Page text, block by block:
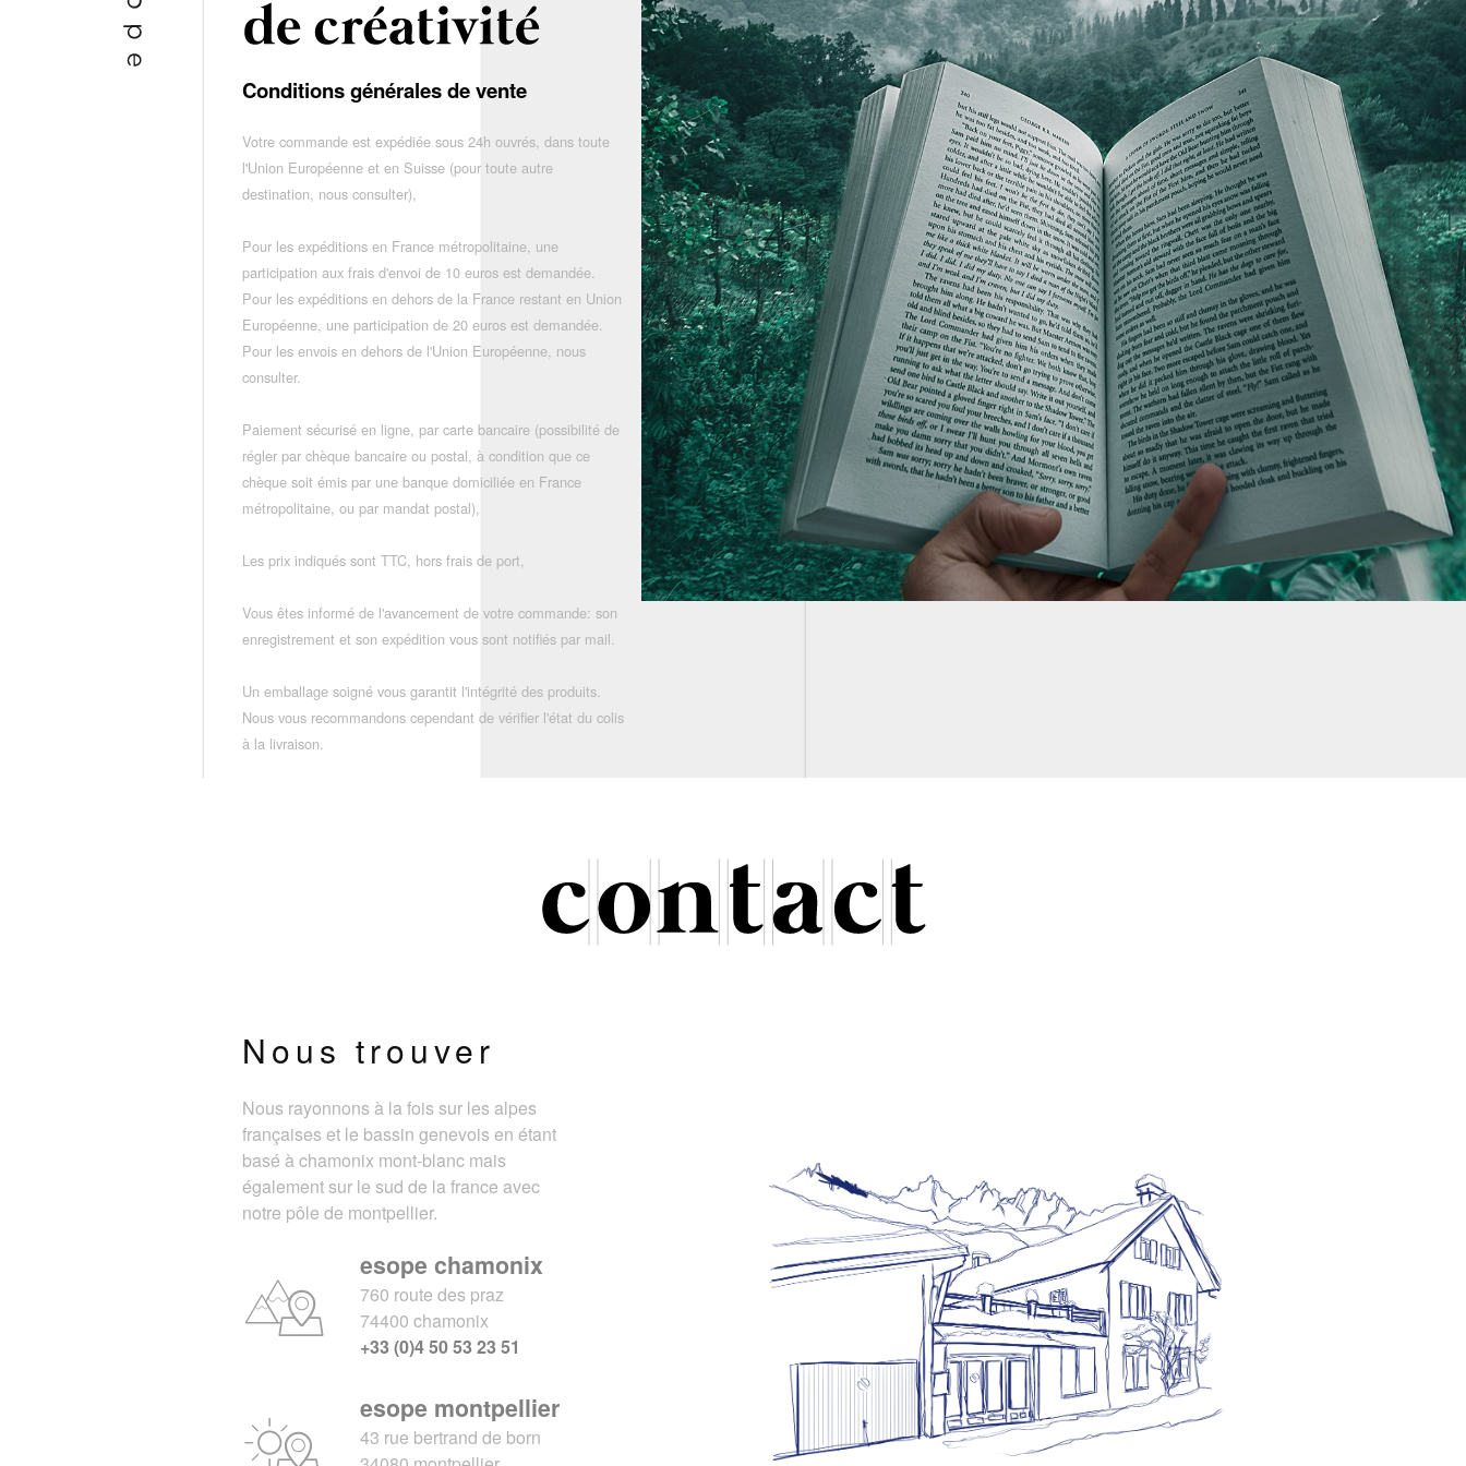
Conditions générales de vente
Votre commande est expédiée sous 24h ouvrés, dans toute
l'Union Européenne et en Suisse (pour toute autre
destination, nous consulter),
Pour les expéditions en France métropolitaine, une
participation aux frais d'envoi de 10 euros est demandée.
Pour les expéditions en dehors de la France restant en Union
Européenne, une participation de 20 euros est demandée.
Pour les envois en dehors de l'Union Européenne, nous
consulter.
Paiement sécurisé en ligne, par carte bancaire (possibilité de
régler par chèque bancaire ou postal, à condition que ce
chèque soit émis par une banque domiciliée en France
métropolitaine, ou par mandat postal),
Les prix indiqués sont TTC, hors frais de port,
Vous êtes informé de l'avancement de votre commande: son
enregistrement et son expédition vous sont notifiés par mail.
Un emballage soigné vous garantit l'intégrité des produits.
Nous vous recommandons cependant de vérifier l'état du colis
à la livraison.
Nous trouver
Nous rayonnons à la fois sur les alpes
françaises et le bassin genevois en étant
basé à chamonix mont-blanc mais
également sur le sud de la france avec
notre pôle de montpellier.
esope chamonix
760 route des praz
74400 chamonix
+33 (0)4 50 53 23 51
esope montpellier
43 rue bertrand de born